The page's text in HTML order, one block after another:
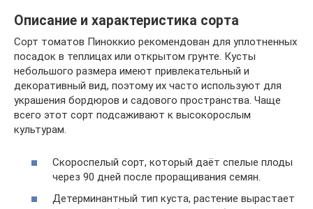
Описание и характеристика сорта
Сорт томатов Пиноккио рекомендован для уплотненных
посадок в теплицах или открытом грунте. Кусты
небольшого размера имеют привлекательный и
декоративный вид, поэтому их часто используют для
украшения бордюров и садового пространства. Чаще
всего этот сорт подсаживают к высокорослым
культурам.
Скороспелый сорт, который даёт спелые плоды
через 90 дней после проращивания семян.
Детерминантный тип куста, растение вырастает